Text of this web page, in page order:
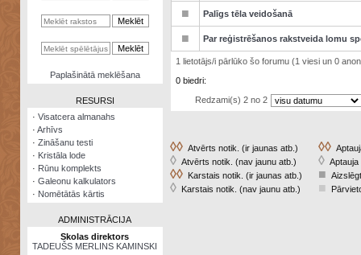
kalkulators
NomētātāsPaplašinātā meklēšana
RESURSI
· Visatcera almanahs
· Arhīvs
· Zināšanu testi
· Kristāla lode
· Rūnu komplekts
· Galeonu kalkulators
· Nomētātās kārtis
ADMINISTRĀCIJA
Skolas direktors
TADEUŠS MERLINS KAMINSKI
■ Palīgs tēla veidošanā
■ Par reģistrēšanos rakstveida lomu
1 lietotājs/i pārlūko šo forumu (1 viesi un 0
0 biedri:
Redzami(s) 2 no 2
◊◊Atvērts notik. (ir jaunas atb.)
◊Atvērts notik. (nav jaunu atb.)
◊◊Karstais notik. (ir jaunas atb.)
◊Karstais notik. (nav jaunu atb.)
◊◊
◊Aptauja
■
■